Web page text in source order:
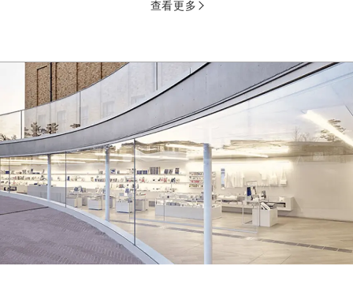
查看更多